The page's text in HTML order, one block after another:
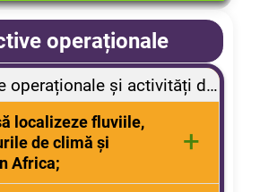
operaționale
Obiective operaționale și activități de învățare
localizeze fluviile,
de climă și
Africa;
+